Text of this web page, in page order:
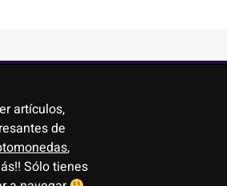
artículos,
de
,
Sólo tienes